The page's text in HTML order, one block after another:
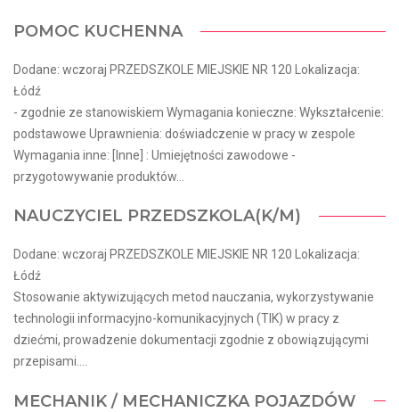
POMOC KUCHENNA
Dodane: wczoraj PRZEDSZKOLE MIEJSKIE NR 120 Lokalizacja:
Łódź
- zgodnie ze stanowiskiem Wymagania konieczne: Wykształcenie:
podstawowe Uprawnienia: doświadczenie w pracy w zespole
Wymagania inne: [Inne] : Umiejętności zawodowe -
przygotowywanie produktów...
NAUCZYCIEL PRZEDSZKOLA(K/M)
Dodane: wczoraj PRZEDSZKOLE MIEJSKIE NR 120 Lokalizacja:
Łódź
Stosowanie aktywizujących metod nauczania, wykorzystywanie
technologii informacyjno-komunikacyjnych (TIK) w pracy z
dziećmi, prowadzenie dokumentacji zgodnie z obowiązującymi
przepisami....
MECHANIK / MECHANICZKA POJAZDÓW